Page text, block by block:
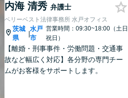
内海 清秀 弁護士
ベリーベスト法律事務所 水戸オフィス
茨城
県
|
水戸
市
営業時間：09:30~18:00（土日
祝日）
【離婚・刑事事件・労働問題・交通事
故など幅広く対応】各分野の専門チー
ムがお客様をサポートします。